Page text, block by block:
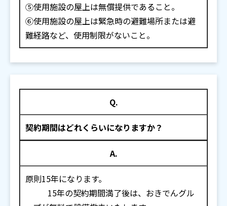
⑤使用施設の屋上は無償提供であること。
⑥使用施設の屋上は緊急時の避難場所または避
難経路など、使用制限がないこと。
Q.
契約期間はどれくらいになりますか？
A.
原則15年になります。
15年の契約期間満了後は、おきでんグル